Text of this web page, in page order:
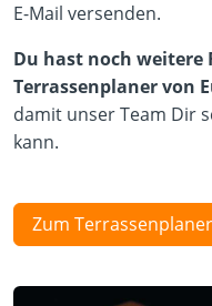
E-Mail versenden.
Du hast noch weitere
Terrassenplaner von
damit unser Team Dir
kann.
Zum Terrassenplaner